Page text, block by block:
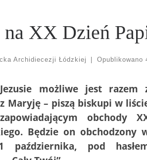
XX Dzień
Archidiecezji Łódzkiej Opublikowano
możliwe jest razem
Maryję – piszą biskupi w
obchody
Będzie on obchodzony
października, pod